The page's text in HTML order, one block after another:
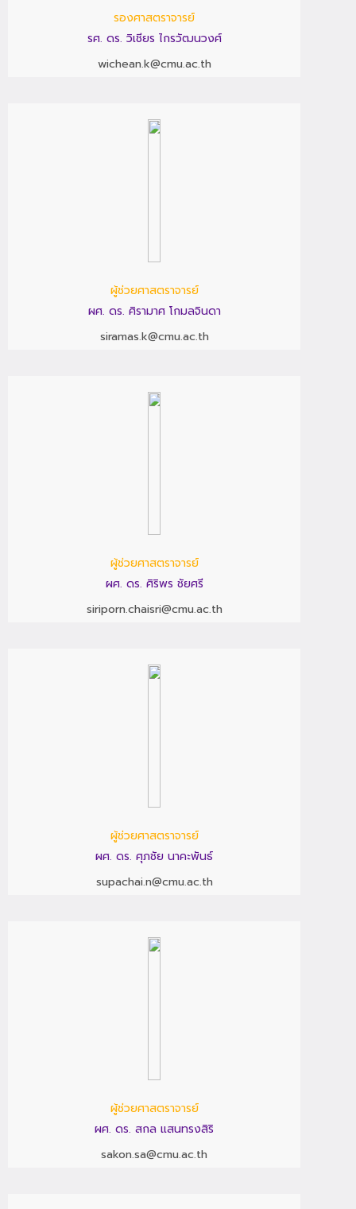
รองศาสตราจารย์
รศ. ดร. วิเชียร ไกรวัฒนวงศ์
wichean.k@cmu.ac.th
ผู้ช่วยศาสตราจารย์
ผศ. ดร. ศิรามาศ โกมลจินดา
siramas.k@cmu.ac.th
ผู้ช่วยศาสตราจารย์
ผศ. ดร. ศิริพร ชัยศรี
siriporn.chaisri@cmu.ac.th
ผู้ช่วยศาสตราจารย์
ผศ. ดร. ศุภชัย นาคะพันธ์
supachai.n@cmu.ac.th
ผู้ช่วยศาสตราจารย์
ผศ. ดร. สกล แสนทรงสิริ
sakon.sa@cmu.ac.th